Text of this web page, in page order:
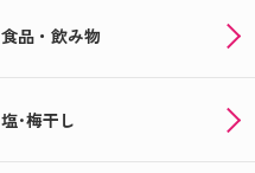
食品・飲み物
塩･梅干し